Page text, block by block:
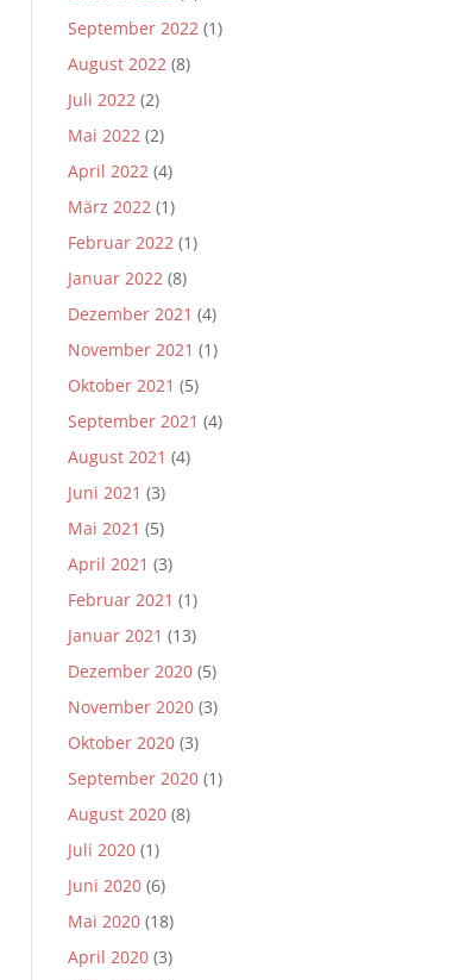
September 2022 (1)
August 2022 (8)
Juli 2022 (2)
Mai 2022 (2)
April 2022 (4)
März 2022 (1)
Februar 2022 (1)
Januar 2022 (8)
Dezember 2021 (4)
November 2021 (1)
Oktober 2021 (5)
September 2021 (4)
August 2021 (4)
Juni 2021 (3)
Mai 2021 (5)
April 2021 (3)
Februar 2021 (1)
Januar 2021 (13)
Dezember 2020 (5)
November 2020 (3)
Oktober 2020 (3)
September 2020 (1)
August 2020 (8)
Juli 2020 (1)
Juni 2020 (6)
Mai 2020 (18)
April 2020 (3)